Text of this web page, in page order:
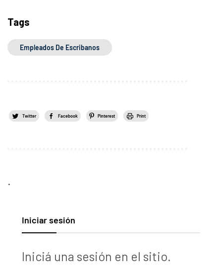
Tags
Empleados De Escribanos
Twitter Facebook Pinterest Print
.
Iniciar sesión
Iniciá una sesión en el sitio.